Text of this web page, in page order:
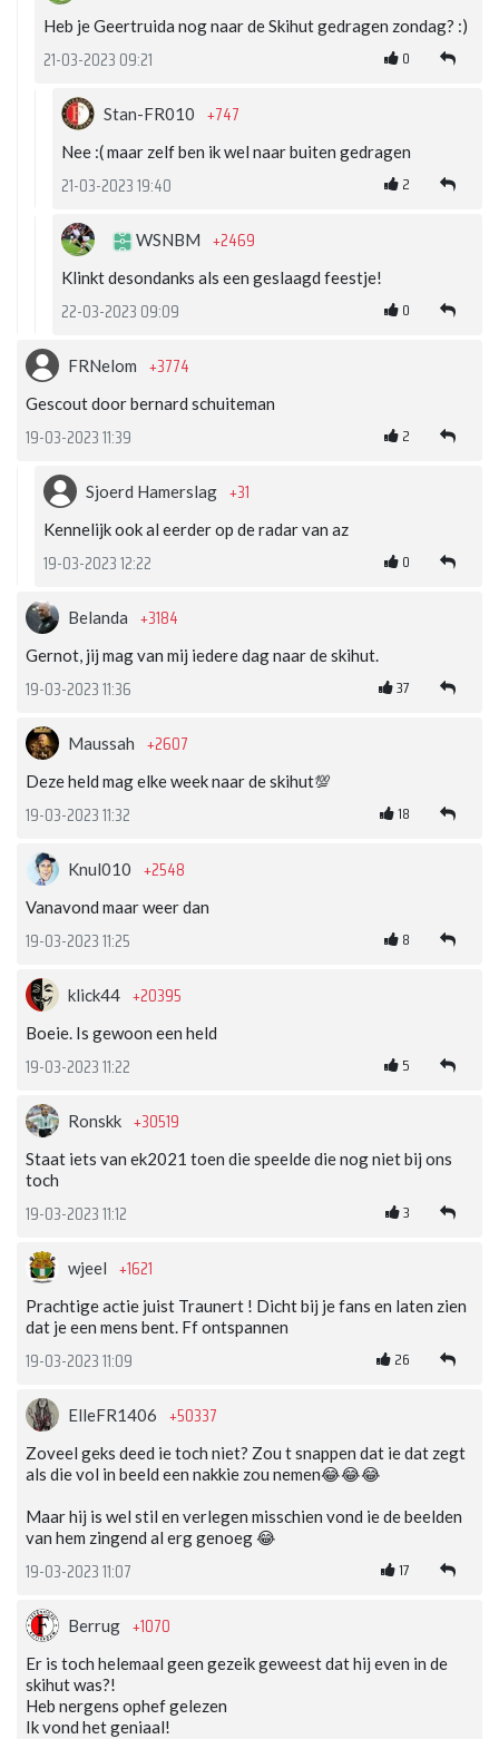
Heb je Geertruida nog naar de Skihut gedragen zondag? :)
21-03-2023 09:21 0
Stan-FR010 +747
Nee :( maar zelf ben ik wel naar buiten gedragen
21-03-2023 19:40 2
WSNBM +2469
Klinkt desondanks als een geslaagd feestje!
22-03-2023 09:09 0
FRNelom +3774
Gescout door bernard schuiteman
19-03-2023 11:39 2
Sjoerd Hamerslag +31
Kennelijk ook al eerder op de radar van az
19-03-2023 12:22 0
Belanda +3184
Gernot, jij mag van mij iedere dag naar de skihut.
19-03-2023 11:36 37
Maussah +2607
Deze held mag elke week naar de skihut💯
19-03-2023 11:32 18
Knul010 +2548
Vanavond maar weer dan
19-03-2023 11:25 8
klick44 +20395
Boeie. Is gewoon een held
19-03-2023 11:22 5
Ronskk +30519
Staat iets van ek2021 toen die speelde die nog niet bij ons
toch
19-03-2023 11:12 3
wjeel +1621
Prachtige actie juist Traunert ! Dicht bij je fans en laten zien
dat je een mens bent. Ff ontspannen
19-03-2023 11:09 26
ElleFR1406 +50337
Zoveel geks deed ie toch niet? Zou t snappen dat ie dat zegt
als die vol in beeld een nakkie zou nemen😂😂😂
Maar hij is wel stil en verlegen misschien vond ie de beelden
van hem zingend al erg genoeg 😂
19-03-2023 11:07 17
Berrug +1070
Er is toch helemaal geen gezeik geweest dat hij even in de
skihut was?!
Heb nergens ophef gelezen
Ik vond het geniaal!